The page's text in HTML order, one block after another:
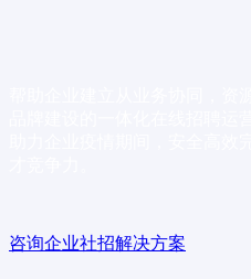
咨询企业社招解决方案